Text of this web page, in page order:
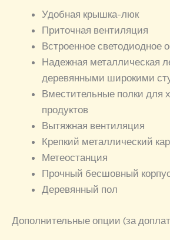
Удобная крышка-люк
Приточная вентиляция
Встроенное светодиодное
Надежная металлическая
деревянными широкими
Вместительные полки для
продуктов
Вытяжная вентиляция
Крепкий металлический
Метеостанция
Прочный бесшовный
Деревянный пол
Дополнительные опции (за